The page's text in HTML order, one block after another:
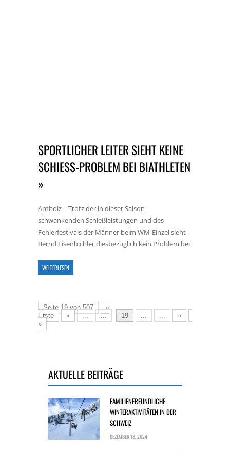
SPORTLICHER LEITER SIEHT KEINE
SCHIESS-PROBLEM BEI BIATHLETEN »
Antholz – Trotz der in dieser Saison
schwankenden Schießleistungen und des
Fehlerfestivals der Männer beim WM-Einzel sieht
Bernd Eisenbichler diesbezüglich kein Problem bei
WEITERLESEN
Seite 19 von 507
«
Erste
« ... ... 19 »
»
AKTUELLE BEITRÄGE
FAMILIENFREUNDLICHE
WINTERAKTIVITÄTEN IN DER
SCHWEIZ
DEZEMBER 18, 2024